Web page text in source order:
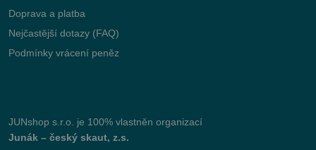
Doprava a platba
Nejčastější dotazy (FAQ)
Podmínky vrácení peněz
JUNshop s.r.o.
je 100% vlastněn organizací
Junák – český skaut, z.s.